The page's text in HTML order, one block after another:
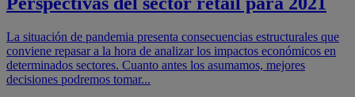
La situación de pandemia presenta consecuencias estructurales que
conviene repasar a la hora de analizar los impactos económicos en
determinados sectores. Cuanto antes los asumamos, mejores
decisiones podremos tomar...